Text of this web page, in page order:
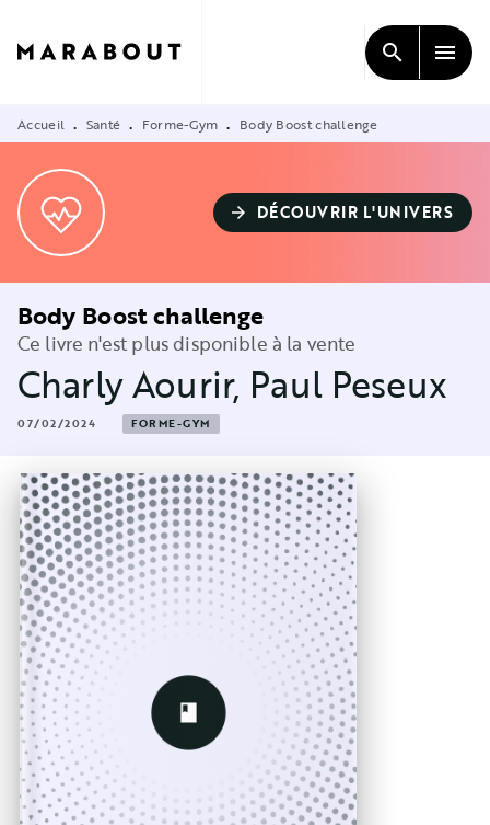
CONTENU
search menu
Accueil • Santé • Forme-Gym • Body Boost challenge
arrow_forward DÉCOUVRIR L'UNIVERS
Body Boost challenge
Ce livre n'est plus disponible à la vente
Charly Aourir, Paul Peseux
07/02/2024 FORME-GYM